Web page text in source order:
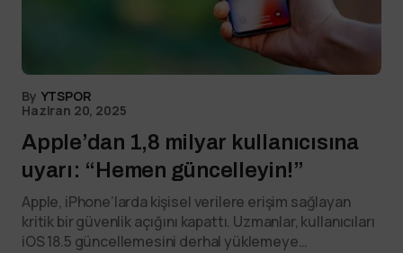
By YTSPOR
Haziran 20, 2025
Apple’dan 1,8 milyar kullanıcısına
uyarı: “Hemen güncelleyin!”
Apple, iPhone’larda kişisel verilere erişim sağlayan
kritik bir güvenlik açığını kapattı. Uzmanlar, kullanıcıları
iOS 18.5 güncellemesini derhal yüklemeye…